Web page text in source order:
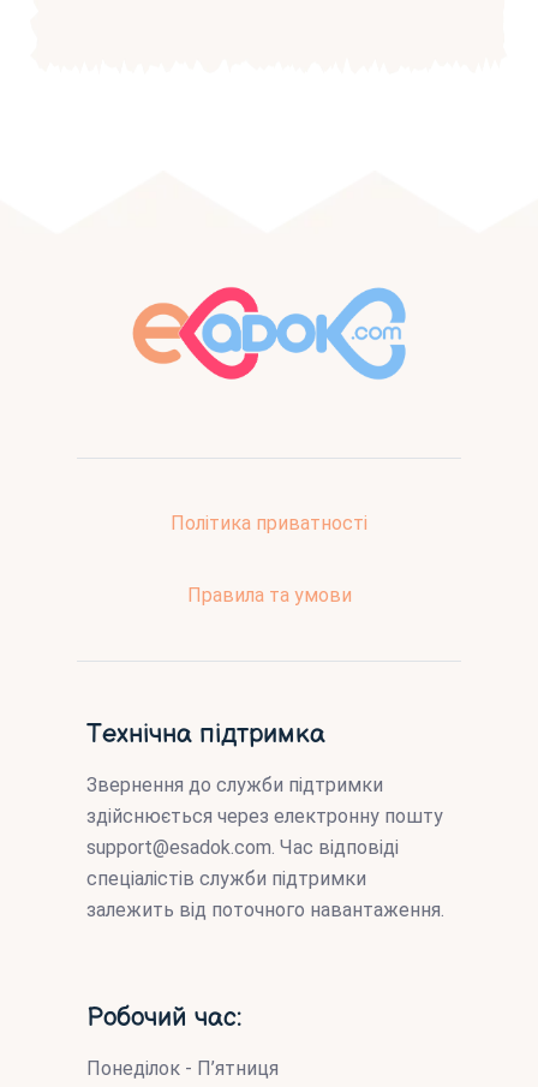
Політика приватності
Правила та умови
Технічна підтримка
Звернення до служби підтримки
здійснюється через електронну пошту
support@esadok.com. Час відповіді
спеціалістів служби підтримки
залежить від поточного навантаження.
Робочий час:
Понеділок - П’ятниця